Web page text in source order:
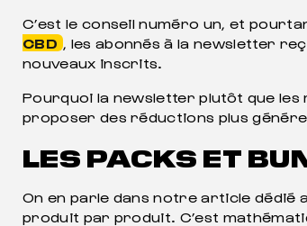
C’est le conseil numéro un, et
CBD , les abonnés à la newsletter
nouveaux inscrits.
Pourquoi la newsletter plutôt que les
proposer des réductions plus
LES PACKS ET
On en parle dans notre article dédié
produit par produit. C’est